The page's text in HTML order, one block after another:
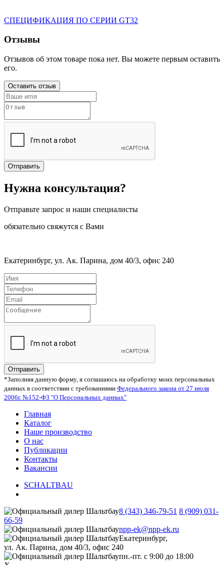
СПЕЦИФИКАЦИЯ ПО СЕРИИ GT32
Отзывы
Отзывов об этом товаре пока нет. Вы можете первым оставить
его.
Оставить отзыв
Отправить
Нужна консультация?
Отправьте запрос и наши специалисты
обязательно свяжутся с Вами
Екатеринбург, ул. Ак. Парина, дом 40/3, офис 240
Отправить
*Заполняя данную форму, я соглашаюсь на обработку моих персональных
данных в соответствии с требованиями Федерального закона от 27 июля
2006г. №152-Ф3 "О Персональных данных"
Главная
Каталог
Наше производство
О нас
Публикации
Контакты
Вакансии
SCHALTBAU
8 (343) 346-79-51 8 (909) 031-
66-59
npp-ek@npp-ek.ru
Екатеринбург,
ул. Ак. Парина, дом 40/3, офис 240
пн.-пт. с 9:00 до 18:00